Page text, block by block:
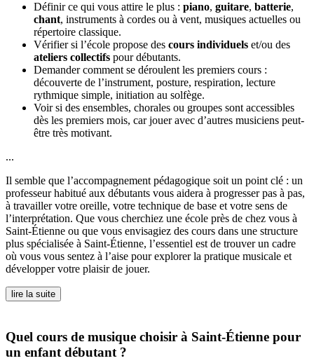
Définir ce qui vous attire le plus : piano, guitare, batterie,
chant, instruments à cordes ou à vent, musiques actuelles ou
répertoire classique.
Vérifier si l’école propose des cours individuels et/ou des
ateliers collectifs pour débutants.
Demander comment se déroulent les premiers cours :
découverte de l’instrument, posture, respiration, lecture
rythmique simple, initiation au solfège.
Voir si des ensembles, chorales ou groupes sont accessibles
dès les premiers mois, car jouer avec d’autres musiciens peut-
être très motivant.
...
Il semble que l’accompagnement pédagogique soit un point clé : un
professeur habitué aux débutants vous aidera à progresser pas à pas,
à travailler votre oreille, votre technique de base et votre sens de
l’interprétation. Que vous cherchiez une école près de chez vous à
Saint-Étienne ou que vous envisagiez des cours dans une structure
plus spécialisée à Saint-Étienne, l’essentiel est de trouver un cadre
où vous vous sentez à l’aise pour explorer la pratique musicale et
développer votre plaisir de jouer.
lire la suite
Quel cours de musique choisir à Saint-Étienne pour
un enfant débutant ?